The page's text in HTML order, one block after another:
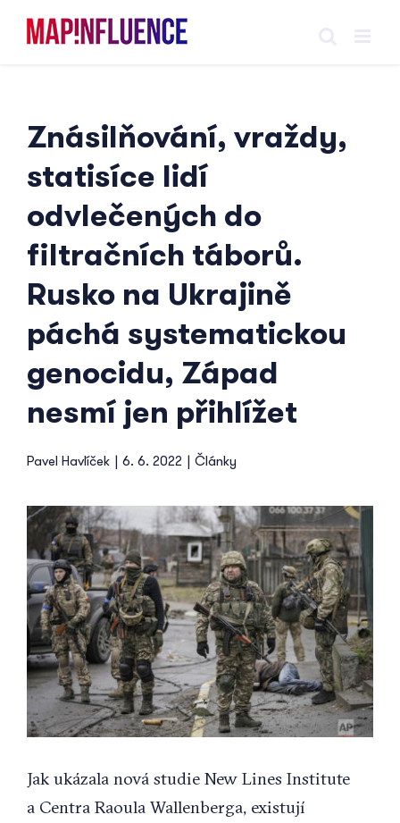
Skip
Znásilňování, vraždy,
statisíce lidí
odvlečených do
filtračních táborů.
Rusko na Ukrajině
páchá systematickou
genocidu, Západ
nesmí jen přihlížet
Pavel Havlíček | 6. 6. 2022 | Články
View
Larger
Image
Jak ukázala nová studie New Lines Institute
a Centra Raoula Wallenberga, existují